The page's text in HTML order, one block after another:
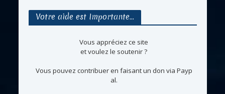
Votre aide est Importante…
Vous appréciez ce site
et voulez le soutenir ?
Vous pouvez contribuer en faisant un don via Payp
al.